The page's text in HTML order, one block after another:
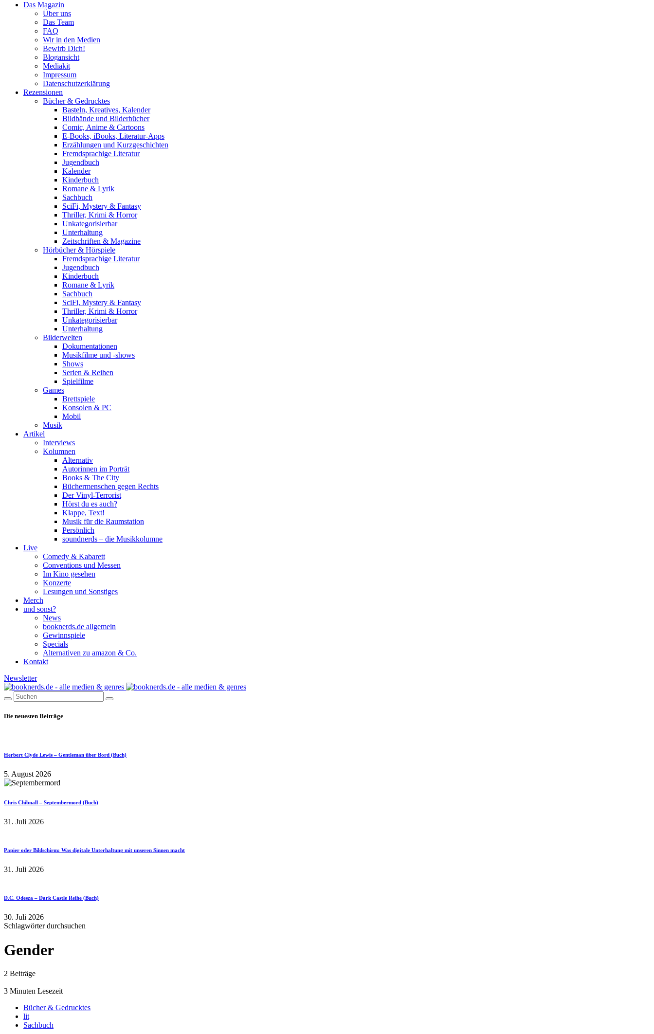
Das Magazin
Über uns
Das Team
FAQ
Wir in den Medien
Bewirb Dich!
Blogansicht
Mediakit
Impressum
Datenschutzerklärung
Rezensionen
Bücher & Gedrucktes
Basteln, Kreatives, Kalender
Bildbände und Bilderbücher
Comic, Anime & Cartoons
E-Books, iBooks, Literatur-Apps
Erzählungen und Kurzgeschichten
Fremdsprachige Literatur
Jugendbuch
Kalender
Kinderbuch
Romane & Lyrik
Sachbuch
SciFi, Mystery & Fantasy
Thriller, Krimi & Horror
Unkategorisierbar
Unterhaltung
Zeitschriften & Magazine
Hörbücher & Hörspiele
Fremdsprachige Literatur
Jugendbuch
Kinderbuch
Romane & Lyrik
Sachbuch
SciFi, Mystery & Fantasy
Thriller, Krimi & Horror
Unkategorisierbar
Unterhaltung
Bilderwelten
Dokumentationen
Musikfilme und -shows
Shows
Serien & Reihen
Spielfilme
Games
Brettspiele
Konsolen & PC
Mobil
Musik
Artikel
Interviews
Kolumnen
Alternativ
Autorinnen im Porträt
Books & The City
Büchermenschen gegen Rechts
Der Vinyl-Terrorist
Hörst du es auch?
Klappe, Text!
Musik für die Raumstation
Persönlich
soundnerds – die Musikkolumne
Live
Comedy & Kabarett
Conventions und Messen
Im Kino gesehen
Konzerte
Lesungen und Sonstiges
Merch
und sonst?
News
booknerds.de allgemein
Gewinnspiele
Specials
Alternativen zu amazon & Co.
Kontakt
Newsletter
Die neuesten Beiträge
Herbert Clyde Lewis – Gentleman über Bord (Buch)
5. August 2026
Chris Chibnall – Septembermord (Buch)
31. Juli 2026
Papier oder Bildschirm: Was digitale Unterhaltung mit unseren Sinnen macht
31. Juli 2026
D.C. Odesza – Dark Castle Reihe (Buch)
30. Juli 2026
Schlagwörter durchsuchen
Gender
2 Beiträge
3 Minuten Lesezeit
Bücher & Gedrucktes
lit
Sachbuch